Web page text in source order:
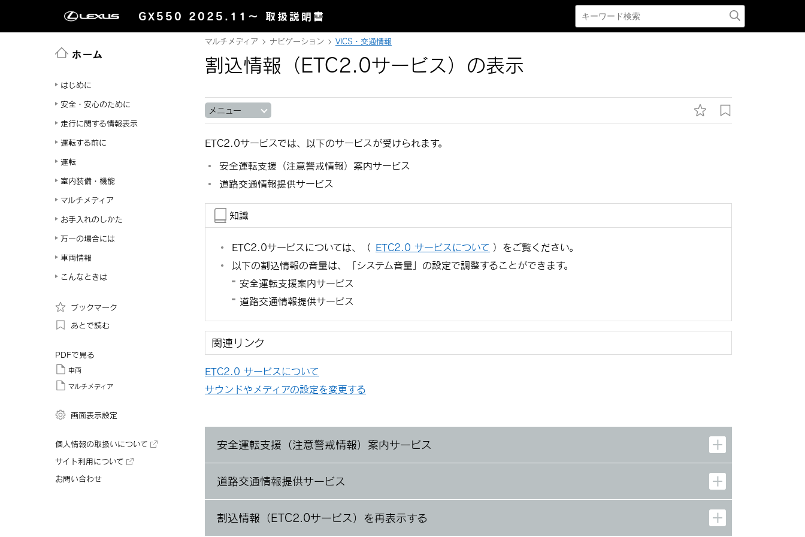
GX550 2025.11～ 取扱説明書
ホーム
はじめに
安全・安心のために
走行に関する情報表示
運転する前に
運転
室内装備・機能
マルチメディア
お手入れのしかた
万一の場合には
車両情報
こんなときは
ブックマーク
あとで読む
PDFで見る
車両
マルチメディア
画面表示設定
個人情報の取扱いについて
サイト利用について
お問い合わせ
マルチメディア ナビゲーション VICS・交通情報
割込情報（ETC2.0サービス）の表示
メニュー
ETC2.0サービスでは、以下のサービスが受けられます。
安全運転支援（注意警戒情報）案内サービス
道路交通情報提供サービス
知識
ETC2.0サービスについては、 （ ETC2.0 サービスについて ） をご覧ください。
以下の割込情報の音量は、「システム音量」の設定で調整することができます。
安全運転支援案内サービス
道路交通情報提供サービス
関連リンク
ETC2.0 サービスについて
サウンドやメディアの設定を変更する
安全運転支援（注意警戒情報）案内サービス
道路交通情報提供サービス
割込情報（ETC2.0サービス）を再表示する